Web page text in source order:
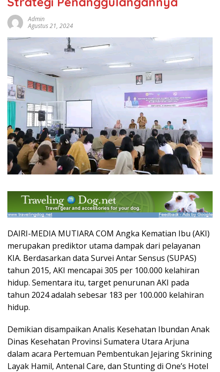
Admin
Agustus 21, 2024
DAIRI-MEDIA MUTIARA COM Angka Kematian Ibu (AKI)
merupakan prediktor utama dampak dari pelayanan
KIA. Berdasarkan data Survei Antar Sensus (SUPAS)
tahun 2015, AKI mencapai 305 per 100.000 kelahiran
hidup. Sementara itu, target penurunan AKI pada
tahun 2024 adalah sebesar 183 per 100.000 kelahiran
hidup.
Demikian disampaikan Analis Kesehatan Ibundan Anak
Dinas Kesehatan Provinsi Sumatera Utara Arjuna
dalam acara Pertemuan Pembentukan Jejaring Skrining
Layak Hamil, Antenal Care, dan Stunting di One’s Hotel